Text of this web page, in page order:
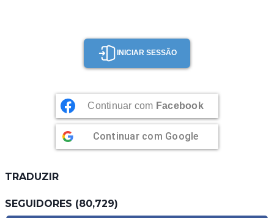
INICIAR SESSÃO
Continuar com Facebook
Continuar com Google
TRADUZIR
SEGUIDORES (80,729)